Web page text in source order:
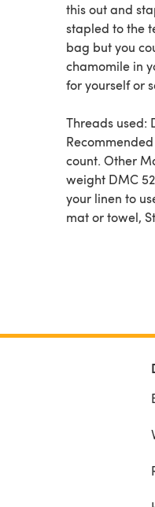
this out and
stapled to the
bag but you
chamomile in
for yourself or
Threads used:
count. Other
weight DMC
your linen to
mat or towel,